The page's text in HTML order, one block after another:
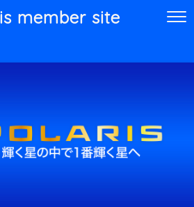
member site